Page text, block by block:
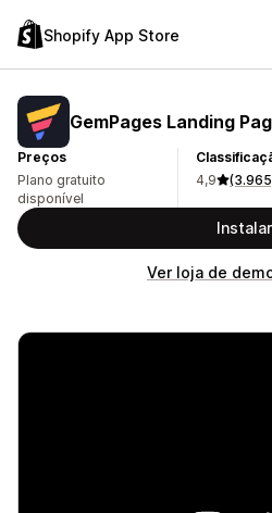
Shopify App Store
GemPages Landing
Preços
Plano gratuito
disponível
4,9
Instalar
Ver loja de